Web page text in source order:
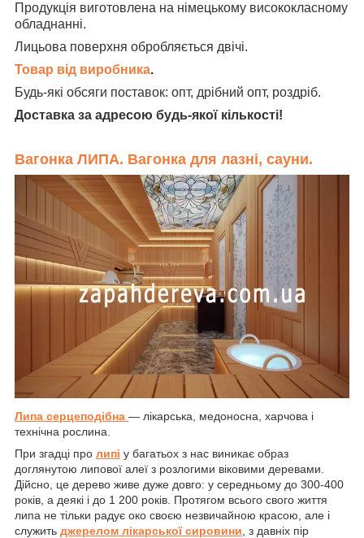
Продукція виготовлена на німецькому висококласному
обладнанні.
Лицьова поверхня обробляється двічі.
Товар від виробника.
Будь-які обсяги поставок: опт, дрібний опт, роздріб.
Доставка за адресою будь-якої кількості!
Вагонка ЛИПА. Вагонка для лазні, сауни.
Липа серцеподібна — лікарська, медоносна, харчова і
технічна рослина.
При згадці про липі у багатьох з нас виникає образ
доглянутою липової алеї з розлогими віковими деревами.
Дійсно, це дерево живе дуже довго: у середньому до 300-400
років, а деякі і до 1 200 років. Протягом всього свого життя
липа не тільки радує око своєю незвичайною красою, але і
служить джерелом лікарської сировини , з давніх пір